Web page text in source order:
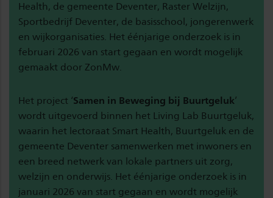
Health, de gemeente Deventer, Raster Welzijn,
Sportbedrijf Deventer, de basisschool, jongerenwerk
en wijkorganisaties. Het éénjarige onderzoek is in
februari 2026 van start gegaan en wordt mogelijk
gemaakt door ZonMw.
Het project ‘Samen in Beweging bij Buurtgeluk’
wordt uitgevoerd binnen het Living Lab Buurtgeluk,
waarin het lectoraat Smart Health, Buurtgeluk en de
gemeente Deventer samenwerken met inwoners en
een breed netwerk van lokale partners uit zorg,
welzijn en onderwijs. Het éénjarige onderzoek is in
januari 2026 van start gegaan en wordt mogelijk